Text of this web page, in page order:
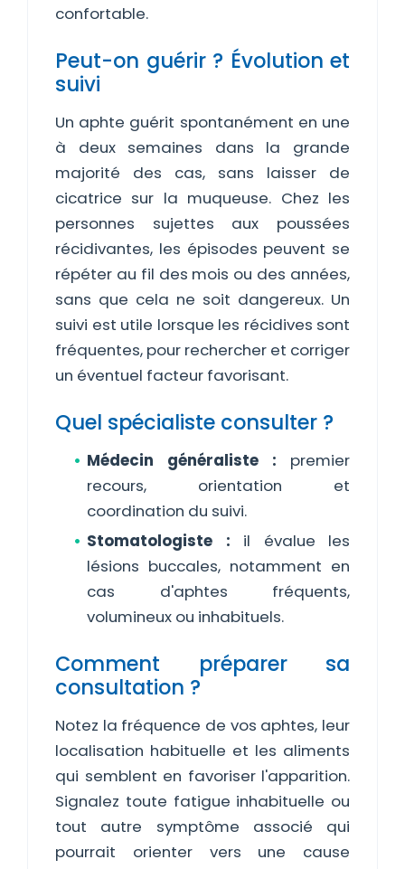
confortable.
Peut-on guérir ? Évolution et
suivi
Un aphte guérit spontanément en une
à deux semaines dans la grande
majorité des cas, sans laisser de
cicatrice sur la muqueuse. Chez les
personnes sujettes aux poussées
récidivantes, les épisodes peuvent se
répéter au fil des mois ou des années,
sans que cela ne soit dangereux. Un
suivi est utile lorsque les récidives sont
fréquentes, pour rechercher et corriger
un éventuel facteur favorisant.
Quel spécialiste consulter ?
Médecin généraliste : premier
recours, orientation et
coordination du suivi.
Stomatologiste : il évalue les
lésions buccales, notamment en
cas d'aphtes fréquents,
volumineux ou inhabituels.
Comment préparer sa
consultation ?
Notez la fréquence de vos aphtes, leur
localisation habituelle et les aliments
qui semblent en favoriser l'apparition.
Signalez toute fatigue inhabituelle ou
tout autre symptôme associé qui
pourrait orienter vers une cause